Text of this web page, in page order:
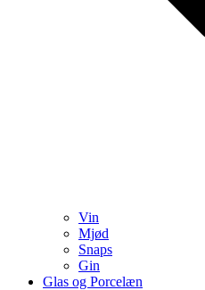
Vin
Mjød
Snaps
Gin
Glas og Porcelæn